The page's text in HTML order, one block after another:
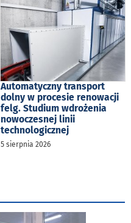
Automatyczny transport
dolny w procesie renowacji
felg. Studium wdrożenia
nowoczesnej linii
technologicznej
5 sierpnia 2026